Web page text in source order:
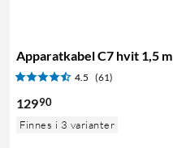
Apparatkabel C7 hvit 1,5 m
4.5 (61)
12990
Finnes i 3 varianter